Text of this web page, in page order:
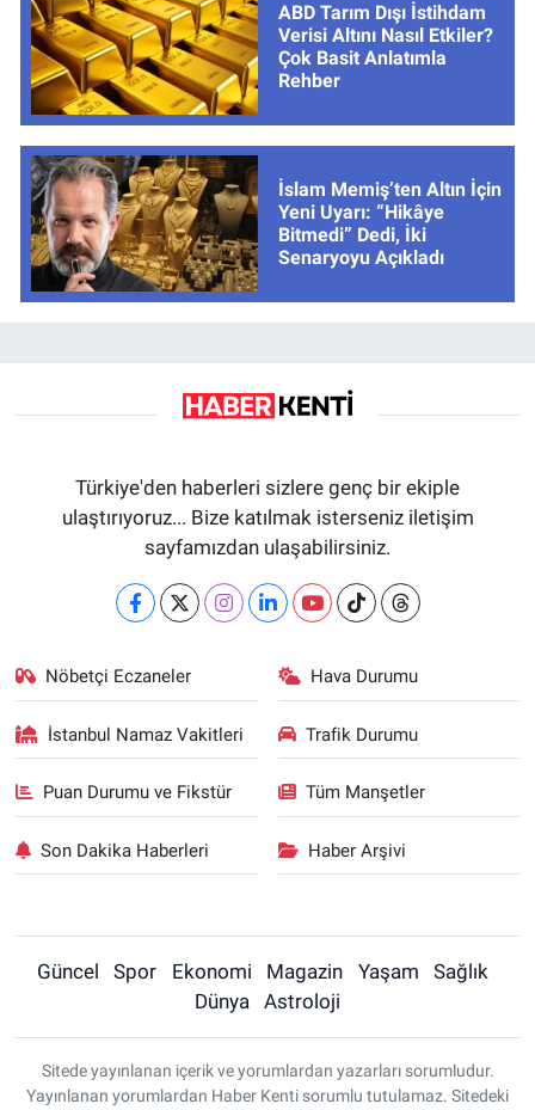
ABD Tarım Dışı İstihdam
Verisi Altını Nasıl Etkiler?
Çok Basit Anlatımla
Rehber
İslam Memiş’ten Altın İçin
Yeni Uyarı: “Hikâye
Bitmedi” Dedi, İki
Senaryoyu Açıkladı
Türkiye'den haberleri sizlere genç bir ekiple
ulaştırıyoruz... Bize katılmak isterseniz iletişim
sayfamızdan ulaşabilirsiniz.
Nöbetçi Eczaneler Hava Durumu
İstanbul Namaz Vakitleri Trafik Durumu
Puan Durumu ve Fikstür Tüm Manşetler
Son Dakika Haberleri Haber Arşivi
Güncel Spor Ekonomi Magazin Yaşam
Sağlık
Dünya
Astroloji
Sitede yayınlanan içerik ve yorumlardan yazarları sorumludur.
Yayınlanan yorumlardan Haber Kenti sorumlu tutulamaz. Sitedeki